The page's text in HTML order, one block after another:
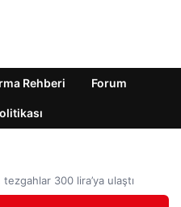
Rehberi Forum
300 lira’ya ulaştı